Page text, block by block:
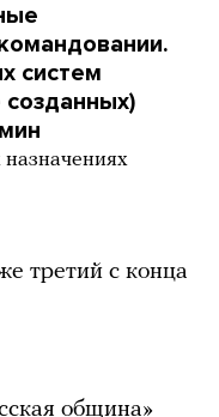
систем
третий с конца
община»